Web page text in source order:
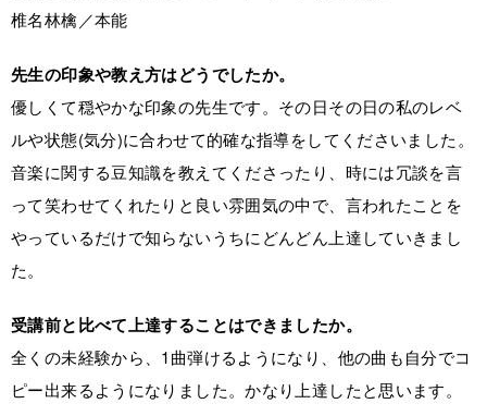
椎名林檎／本能
先生の印象や教え方はどうでしたか。
優しくて穏やかな印象の先生です。その日その日の私のレベ
ルや状態(気分)に合わせて的確な指導をしてくださいました。
音楽に関する豆知識を教えてくださったり、時には冗談を言
って笑わせてくれたりと良い雰囲気の中で、言われたことを
やっているだけで知らないうちにどんどん上達していきまし
た。
受講前と比べて上達することはできましたか。
全くの未経験から、1曲弾けるようになり、他の曲も自分でコ
ピー出来るようになりました。かなり上達したと思います。